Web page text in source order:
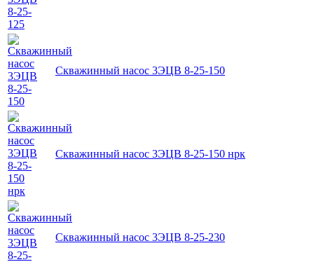
Скважинный насос 3ЭЦВ 8-25-150
Скважинный насос 3ЭЦВ 8-25-150 нрк
Скважинный насос 3ЭЦВ 8-25-230